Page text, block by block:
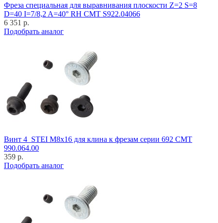
Фреза специальная для выравнивания плоскости Z=2 S=8
D=40 I=7/8,2 A=40° RH CMT S922.04066
6 351 р.
Подобрать аналог
Винт 4_STEI M8x16 для клина к фрезам серии 692 CMT
990.064.00
359 р.
Подобрать аналог